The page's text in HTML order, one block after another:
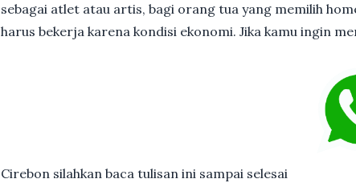
sebagai atlet atau artis, bagi orang tua yang memilih
harus bekerja karena kondisi ekonomi. Jika kamu ingin
Cirebon silahkan baca tulisan ini sampai selesai